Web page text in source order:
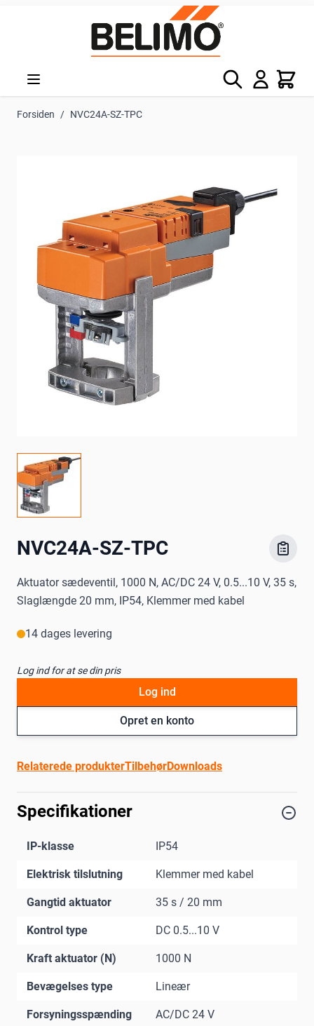
Søg Kurv
Forsiden / NVC24A-SZ-TPC
NVC24A-SZ-TPC
Aktuator sædeventil, 1000 N, AC/DC 24 V, 0.5...10 V, 35 s,
Slaglængde 20 mm, IP54, Klemmer med kabel
14 dages levering
Log ind for at se din pris
Opret en konto
Log ind
Relaterede produkterTilbehørDownloads
Specifikationer
IP-klasse IP54
Elektrisk tilslutning Klemmer med kabel
Gangtid aktuator 35 s / 20 mm
Kontrol type DC 0.5...10 V
Kraft aktuator (N) 1000 N
Bevægelses type Lineær
Forsyningsspænding AC/DC 24 V